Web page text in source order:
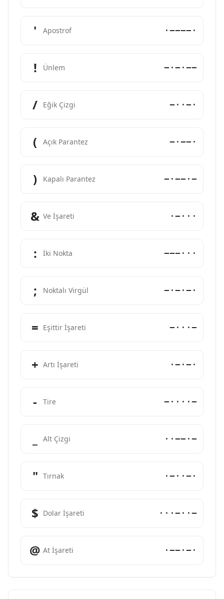
' Apostrof ·−−−−·
! Ünlem −·−·−−
/ Eğik Çizgi −··−·
( Açık Parantez −·−−·
) Kapalı Parantez −·−−·−
& Ve İşareti ·−···
: İki Nokta −−−···
; Noktalı Virgül −·−·−·
= Eşittir İşareti −···−
+ Artı İşareti ·−·−·
- Tire −····−
Alt Çizgi ··−−·−
" Tırnak ·−··−·
$ Dolar İşareti ···−··−
@ At İşareti ·−−·−·